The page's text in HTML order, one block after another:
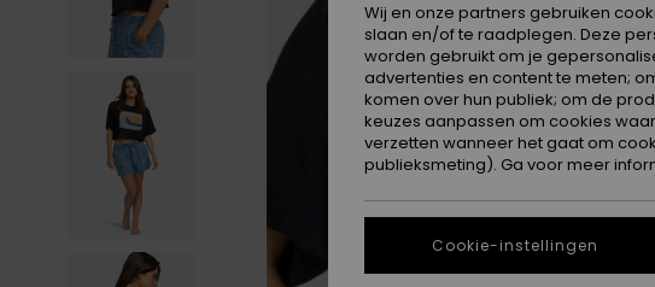
Wij en onze partners gebruiken
slaan en/of te raadplegen. Deze
worden gebruikt om je
advertenties en content te meten;
komen over hun publiek; om de
keuzes aanpassen om cookies
verzetten wanneer het gaat om
publieksmeting). Ga voor meer
Cookie-instellingen